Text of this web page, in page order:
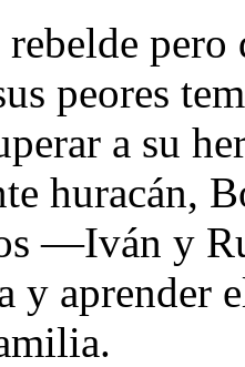
pero
peores
a su
huracán,
—Iván y
y aprender